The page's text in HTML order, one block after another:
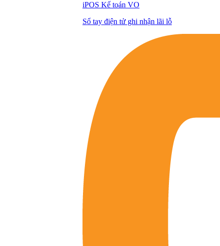
iPOS Kế toán VO
Sổ tay điện tử ghi nhận lãi lỗ